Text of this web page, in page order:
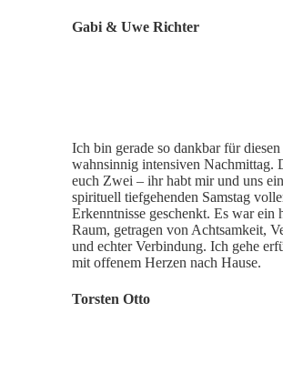
Gabi & Uwe Richter
Ich bin gerade so dankbar für diesen
wahnsinnig intensiven Nachmittag.
euch Zwei – ihr habt mir und uns
spirituell tiefgehenden Samstag
Erkenntnisse geschenkt. Es war ein
Raum, getragen von Achtsamkeit,
und echter Verbindung. Ich gehe
mit offenem Herzen nach Hause.
Torsten Otto